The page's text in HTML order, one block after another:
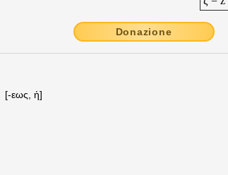
Donazione
[-εως, ἡ]